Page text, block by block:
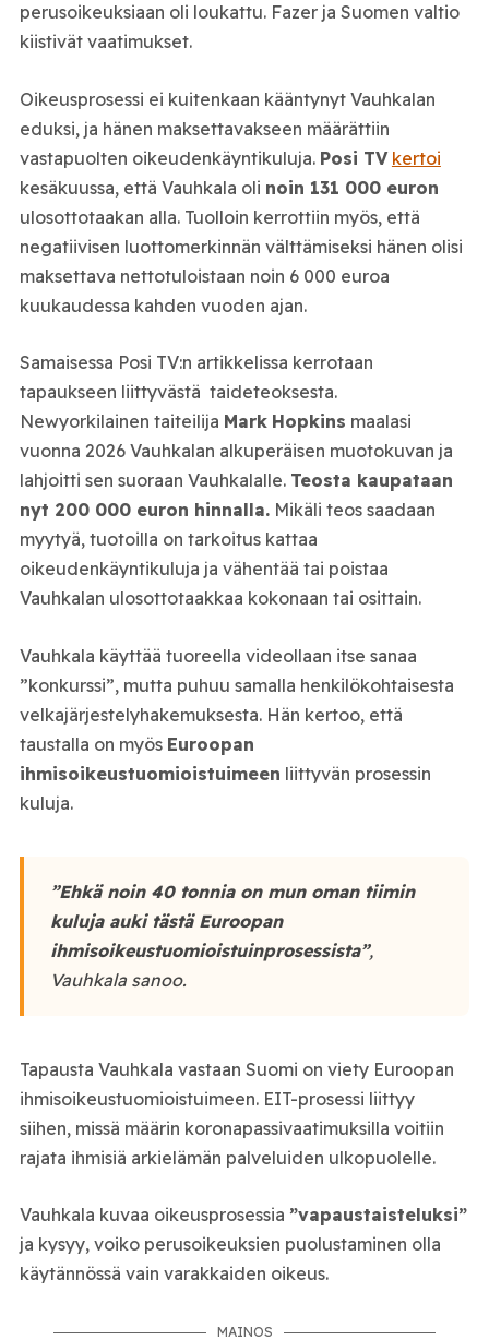
perusoikeuksiaan oli loukattu. Fazer ja Suomen valtio
kiistivät vaatimukset.
Oikeusprosessi ei kuitenkaan kääntynyt Vauhkalan
eduksi, ja hänen maksettavakseen määrättiin
vastapuolten oikeudenkäyntikuluja. Posi TV kertoi
kesäkuussa, että Vauhkala oli noin 131 000 euron
ulosottotaakan alla. Tuolloin kerrottiin myös, että
negatiivisen luottomerkinnän välttämiseksi hänen olisi
maksettava nettotuloistaan noin 6 000 euroa
kuukaudessa kahden vuoden ajan.
Samaisessa Posi TV:n artikkelissa kerrotaan
tapaukseen liittyvästä taideteoksesta.
Newyorkilainen taiteilija Mark Hopkins maalasi
vuonna 2026 Vauhkalan alkuperäisen muotokuvan ja
lahjoitti sen suoraan Vauhkalalle. Teosta kaupataan
nyt 200 000 euron hinnalla.Mikäli teos saadaan
myytyä, tuotoilla on tarkoitus kattaa
oikeudenkäyntikuluja ja vähentää tai poistaa
Vauhkalan ulosottotaakkaa kokonaan tai osittain.
Vauhkala käyttää tuoreella videollaan itse sanaa
”konkurssi”, mutta puhuu samalla henkilökohtaisesta
velkajärjestelyhakemuksesta. Hän kertoo, että
taustalla on myös Euroopan
ihmisoikeustuomioistuimeen liittyvän prosessin
kuluja.
”Ehkä noin 40 tonnia on mun oman tiimin
kuluja auki tästä Euroopan
ihmisoikeustuomioistuinprosessista”,
Vauhkala sanoo.
Tapausta Vauhkala vastaan Suomi on viety Euroopan
ihmisoikeustuomioistuimeen. EIT-prosessi liittyy
siihen, missä määrin koronapassivaatimuksilla voitiin
rajata ihmisiä arkielämän palveluiden ulkopuolelle.
Vauhkala kuvaa oikeusprosessia ”vapaustaisteluksi”
ja kysyy, voiko perusoikeuksien puolustaminen olla
käytännössä vain varakkaiden oikeus.
MAINOS